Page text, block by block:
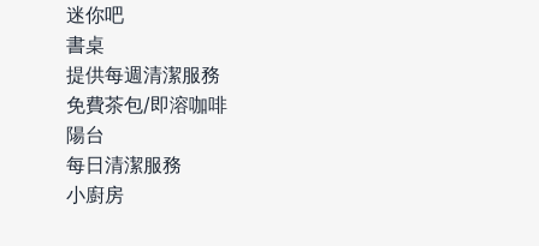
迷你吧
書桌
提供每週清潔服務
免費茶包/即溶咖啡
陽台
每日清潔服務
小廚房